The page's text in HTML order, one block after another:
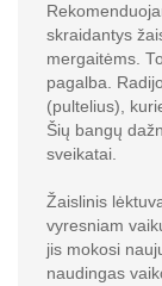
skraidantys
mergaitėms.
pagalba.
(pultelius),
Šių bangų
sveikatai.
Žaislinis
vyresniam
jis mokosi
naudingas